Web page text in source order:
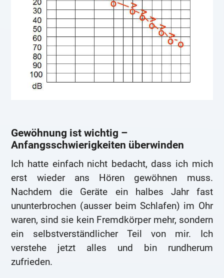
Gewöhnung ist wichtig –
Anfangsschwierigkeiten überwinden
Ich hatte einfach nicht bedacht, dass ich mich
erst wieder ans Hören gewöhnen muss.
Nachdem die Geräte ein halbes Jahr fast
ununterbrochen (ausser beim Schlafen) im Ohr
waren, sind sie kein Fremdkörper mehr, sondern
ein selbstverständlicher Teil von mir. Ich
verstehe jetzt alles und bin rundherum
zufrieden.